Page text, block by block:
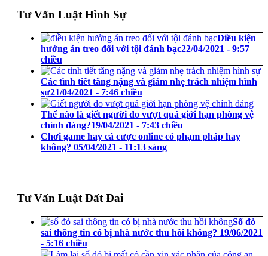
Tư Vấn Luật Hình Sự
Điều kiện
hưởng án treo đối với tội đánh bạc22/04/2021 - 9:57
chiều
Các tình tiết tăng nặng và giảm nhẹ trách nhiệm hình
sự21/04/2021 - 7:46 chiều
Thế nào là giết người do vượt quá giới hạn phòng vệ
chính đáng?19/04/2021 - 7:43 chiều
Chơi game hay cá cược online có phạm pháp hay
không? 05/04/2021 - 11:13 sáng
Tư Vấn Luật Đất Đai
Sổ đỏ
sai thông tin có bị nhà nước thu hồi không? 19/06/2021
- 5:16 chiều